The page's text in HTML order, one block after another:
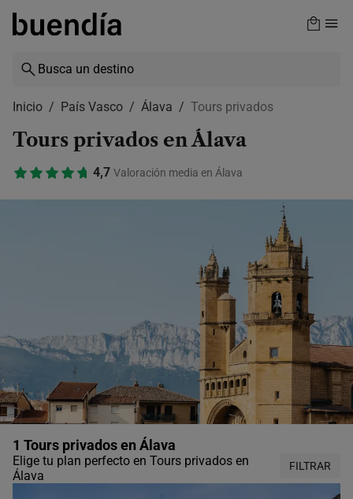
Skip
content
Inicio País Vasco Álava Tours privados
Tours privados en Álava
4,7 Valoración media en Álava
1 Tours privados en Álava
Elige tu plan perfecto en Tours privados en
Álava
FILTRAR